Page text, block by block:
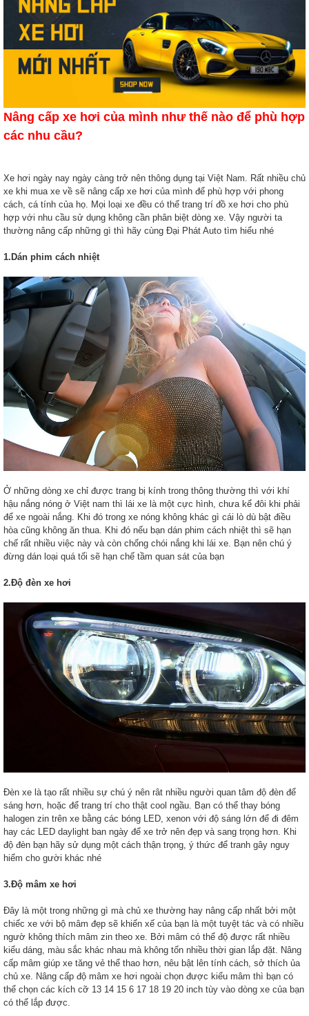
Nâng cấp xe hơi của mình như thế nào để phù hợp
các nhu cầu?
Xe hơi ngày nay ngày càng trở nên thông dụng tại Việt Nam. Rất nhiều chủ
xe khi mua xe về sẽ nâng cấp xe hơi của mình để phù hợp với phong
cách, cá tính của họ. Mọi loại xe đều có thể trang trí đồ xe hơi cho phù
hợp với nhu cầu sử dụng không cần phân biệt dòng xe. Vậy người ta
thường nâng cấp những gì thì hãy cùng Đại Phát Auto tìm hiểu nhé
1.Dán phim cách nhiệt
Ở những dòng xe chỉ được trang bị kính trong thông thường thì với khí
hậu nắng nóng ở Việt nam thì lái xe là một cực hình, chưa kể đôi khi phải
để xe ngoài nắng. Khi đó trong xe nóng không khác gì cái lò dù bật điều
hòa cũng không ăn thua. Khi đó nếu bạn dán phim cách nhiệt thì sẽ hạn
chế rất nhiều việc này và còn chống chói nắng khi lái xe. Bạn nên chú ý
đừng dán loại quá tối sẽ hạn chế tầm quan sát của bạn
2.Độ đèn xe hơi
Đèn xe là tạo rất nhiều sự chú ý nên rât nhiều người quan tâm độ đèn để
sáng hơn, hoặc để trang trí cho thật cool ngầu. Bạn có thể thay bóng
halogen zin trên xe bằng các bóng LED, xenon với độ sáng lớn để đi đêm
hay các LED daylight ban ngày để xe trở nên đẹp và sang trọng hơn. Khi
độ đèn bạn hãy sử dụng một cách thận trọng, ý thức để tranh gây nguy
hiểm cho gười khác nhé
3.Độ mâm xe hơi
Đây là một trong những gì mà chủ xe thường hay nâng cấp nhất bởi một
chiếc xe với bộ mâm đẹp sẽ khiến xế của bạn là một tuyệt tác và có nhiều
ngườ không thích mâm zin theo xe. Bởi mâm có thể độ được rất nhiều
kiểu dáng, màu sắc khác nhau mà không tốn nhiều thời gian lắp đặt. Nâng
cấp mâm giúp xe tăng vẻ thể thao hơn, nêu bật lên tính cách, sở thích ủa
chủ xe. Nâng cấp độ mâm xe hơi ngoài chọn được kiểu mâm thì bạn có
thể chọn các kích cỡ 13 14 15 6 17 18 19 20 inch tùy vào dòng xe của bạn
có thể lắp được.